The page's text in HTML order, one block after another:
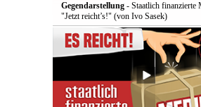
Gegendarstellung- Staatlich finanzierte
"Jetzt reicht’s!" (von Ivo Sasek)